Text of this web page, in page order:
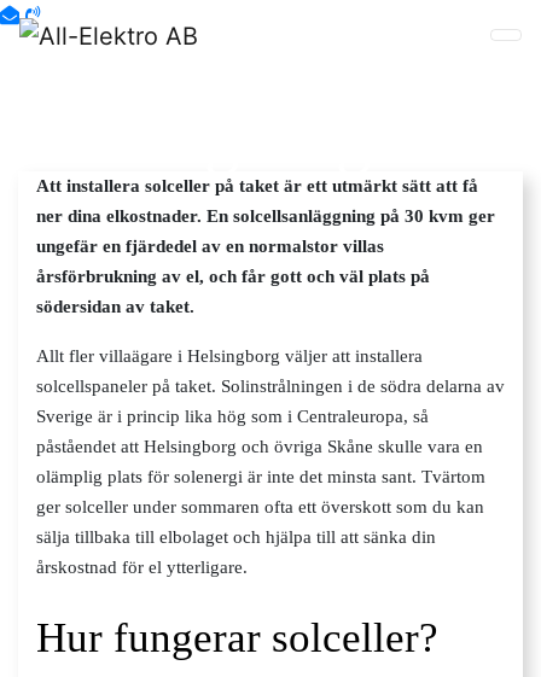
Solceller
Att installera solceller på taket är ett utmärkt sätt att få
ner dina elkostnader. En solcellsanläggning på 30 kvm ger
ungefär en fjärdedel av en normalstor villas
årsförbrukning av el, och får gott och väl plats på
södersidan av taket.
Allt fler villaägare i Helsingborg väljer att installera
solcellspaneler på taket. Solinstrålningen i de södra delarna av
Sverige är i princip lika hög som i Centraleuropa, så
påståendet att Helsingborg och övriga Skåne skulle vara en
olämplig plats för solenergi är inte det minsta sant. Tvärtom
ger solceller under sommaren ofta ett överskott som du kan
sälja tillbaka till elbolaget och hjälpa till att sänka din
årskostnad för el ytterligare.
Hur fungerar solceller?